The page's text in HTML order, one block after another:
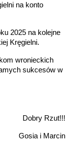
na konto
2025 na kolejne
Kręgielni.
wronieckich
sukcesów w
Dobry Rzut!!!
Gosia i Marcin